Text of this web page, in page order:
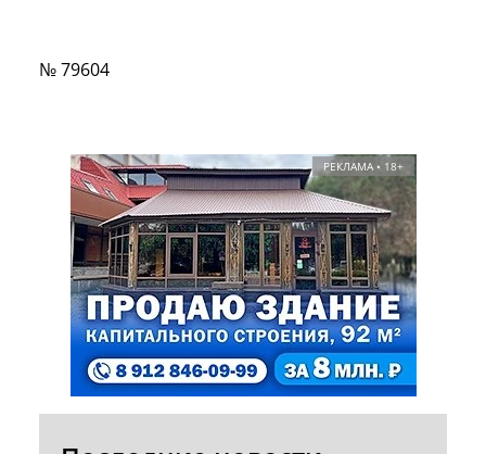
№ 79604
РЕКЛАМА • 18+